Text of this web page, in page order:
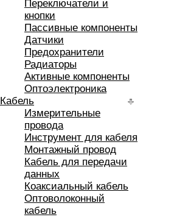
Переключатели и
кнопки
Пассивные компоненты
Датчики
Предохранители
Радиаторы
Активные компоненты
Оптоэлектроника
Кабель
Измерительные
провода
Инструмент для кабеля
Монтажный провод
Кабель для передачи
данных
Коаксиальный кабель
Оптоволоконный
кабель